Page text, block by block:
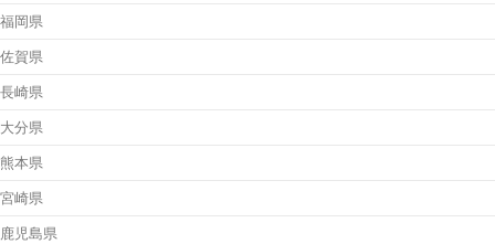
福岡県
佐賀県
長崎県
大分県
熊本県
宮崎県
鹿児島県